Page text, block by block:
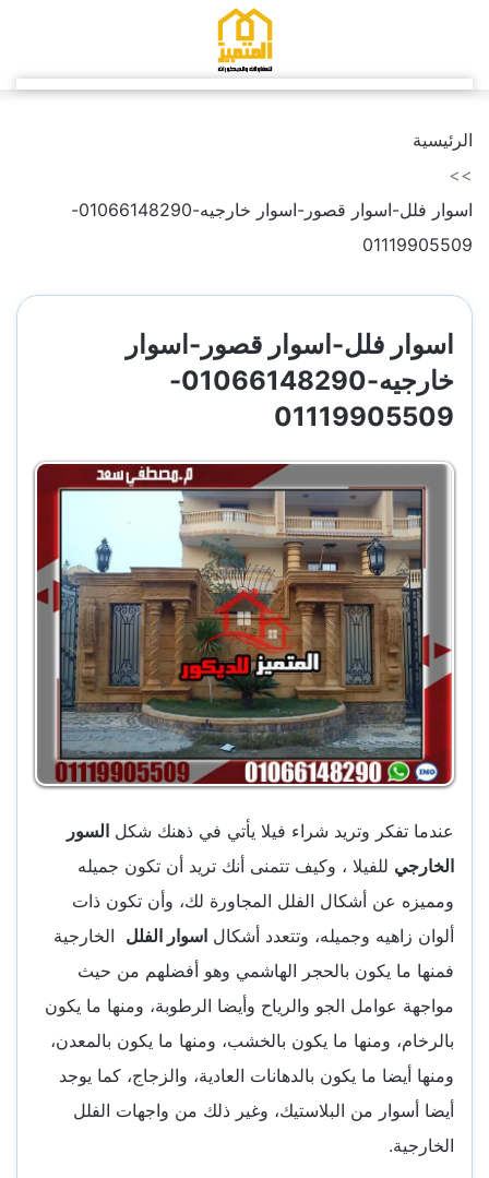
المحتوى
الرئيسية
>>
اسوار فلل-اسوار قصور-اسوار خارجيه-01066148290-
01119905509
اسوار فلل-اسوار قصور-اسوار
خارجيه-01066148290-
01119905509
عندما تفكر وتريد شراء فيلا يأتي في ذهنك شكل السور
الخارجي للفيلا ، وكيف تتمنى أنك تريد أن تكون جميله
ومميزه عن أشكال الفلل المجاورة لك، وأن تكون ذات
ألوان زاهيه وجميله، وتتعدد أشكال اسوار الفلل الخارجية
فمنها ما يكون بالحجر الهاشمي وهو أفضلهم من حيث
مواجهة عوامل الجو والرياح وأيضا الرطوبة، ومنها ما يكون
بالرخام، ومنها ما يكون بالخشب، ومنها ما يكون بالمعدن،
ومنها أيضا ما يكون بالدهانات العادية، والزجاج، كما يوجد
أيضا أسوار من البلاستيك، وغير ذلك من واجهات الفلل
الخارجية.